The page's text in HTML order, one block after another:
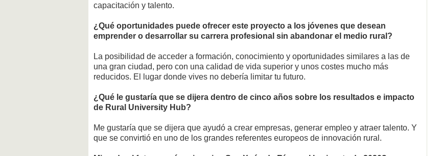
capacitación y talento.
¿Qué oportunidades puede ofrecer este proyecto a los jóvenes que desean
emprender o desarrollar su carrera profesional sin abandonar el medio rural?
La posibilidad de acceder a formación, conocimiento y oportunidades similares a las de
una gran ciudad, pero con una calidad de vida superior y unos costes mucho más
reducidos. El lugar donde vives no debería limitar tu futuro.
¿Qué le gustaría que se dijera dentro de cinco años sobre los resultados e impacto
de Rural University Hub?
Me gustaría que se dijera que ayudó a crear empresas, generar empleo y atraer talento. Y
que se convirtió en uno de los grandes referentes europeos de innovación rural.